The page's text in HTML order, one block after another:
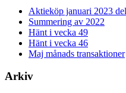
Aktieköp januari 2023
Summering av 2022
Hänt i vecka 49
Hänt i vecka 46
Maj månads transaktioner
Arkiv